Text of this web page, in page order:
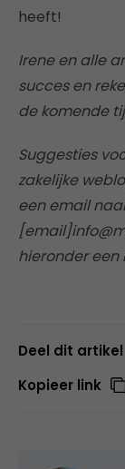
heeft!
Irene en alle
succes en
de komende
Suggesties
zakelijke
een email
hieronder een
Deel dit artikel
Kopieer link